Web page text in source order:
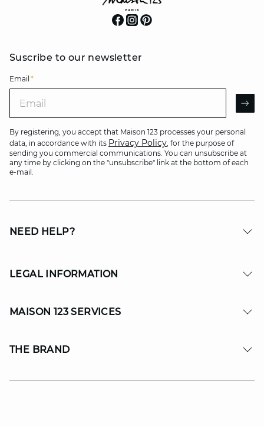
Suscribe to our newsletter
Email *
By registering, you accept that Maison 123 processes your personal
data, in accordance with its Privacy Policy, for the purpose of
sending you commercial communications. You can unsubscribe at
any time by clicking on the "unsubscribe" link at the bottom of each
e-mail.
NEED HELP?
LEGAL INFORMATION
MAISON 123 SERVICES
THE BRAND